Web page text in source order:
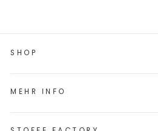
SHOP
MEHR INFO